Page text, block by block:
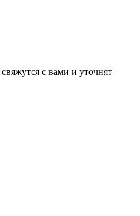
с вами и уточнят